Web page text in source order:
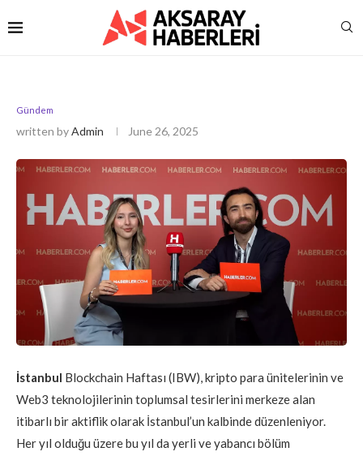
Gündem
written byAdmin June 26, 2025
İstanbul Blockchain Haftası (IBW), kripto para ünitelerinin ve
Web3 teknolojilerinin toplumsal tesirlerini merkeze alan
itibarlı bir aktiflik olarak İstanbul’un kalbinde düzenleniyor.
Her yıl olduğu üzere bu yıl da yerli ve yabancı bölüm